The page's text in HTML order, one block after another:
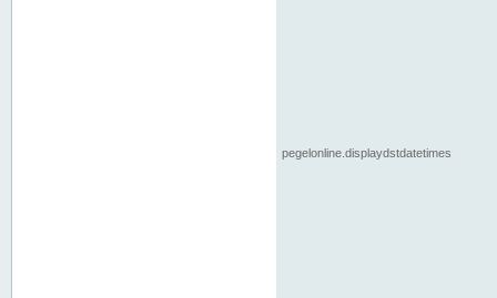
pegelonline.displaydstdatetimes